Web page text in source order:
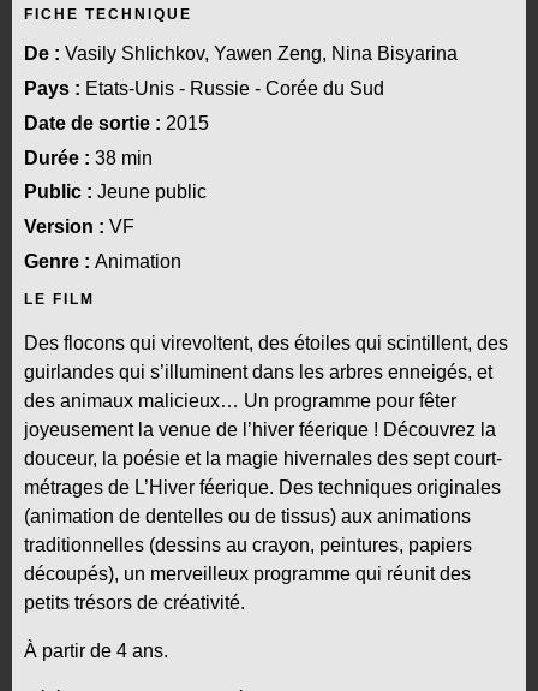
FICHE TECHNIQUE
De : Vasily Shlichkov, Yawen Zeng, Nina Bisyarina
Pays : Etats-Unis - Russie - Corée du Sud
Date de sortie : 2015
Durée : 38 min
Public : Jeune public
Version : VF
Genre : Animation
LE FILM
Des flocons qui virevoltent, des étoiles qui scintillent, des
guirlandes qui s’illuminent dans les arbres enneigés, et
des animaux malicieux… Un programme pour fêter
joyeusement la venue de l’hiver féerique ! Découvrez la
douceur, la poésie et la magie hivernales des sept court-
métrages de L’Hiver féerique. Des techniques originales
(animation de dentelles ou de tissus) aux animations
traditionnelles (dessins au crayon, peintures, papiers
découpés), un merveilleux programme qui réunit des
petits trésors de créativité.
À partir de 4 ans.